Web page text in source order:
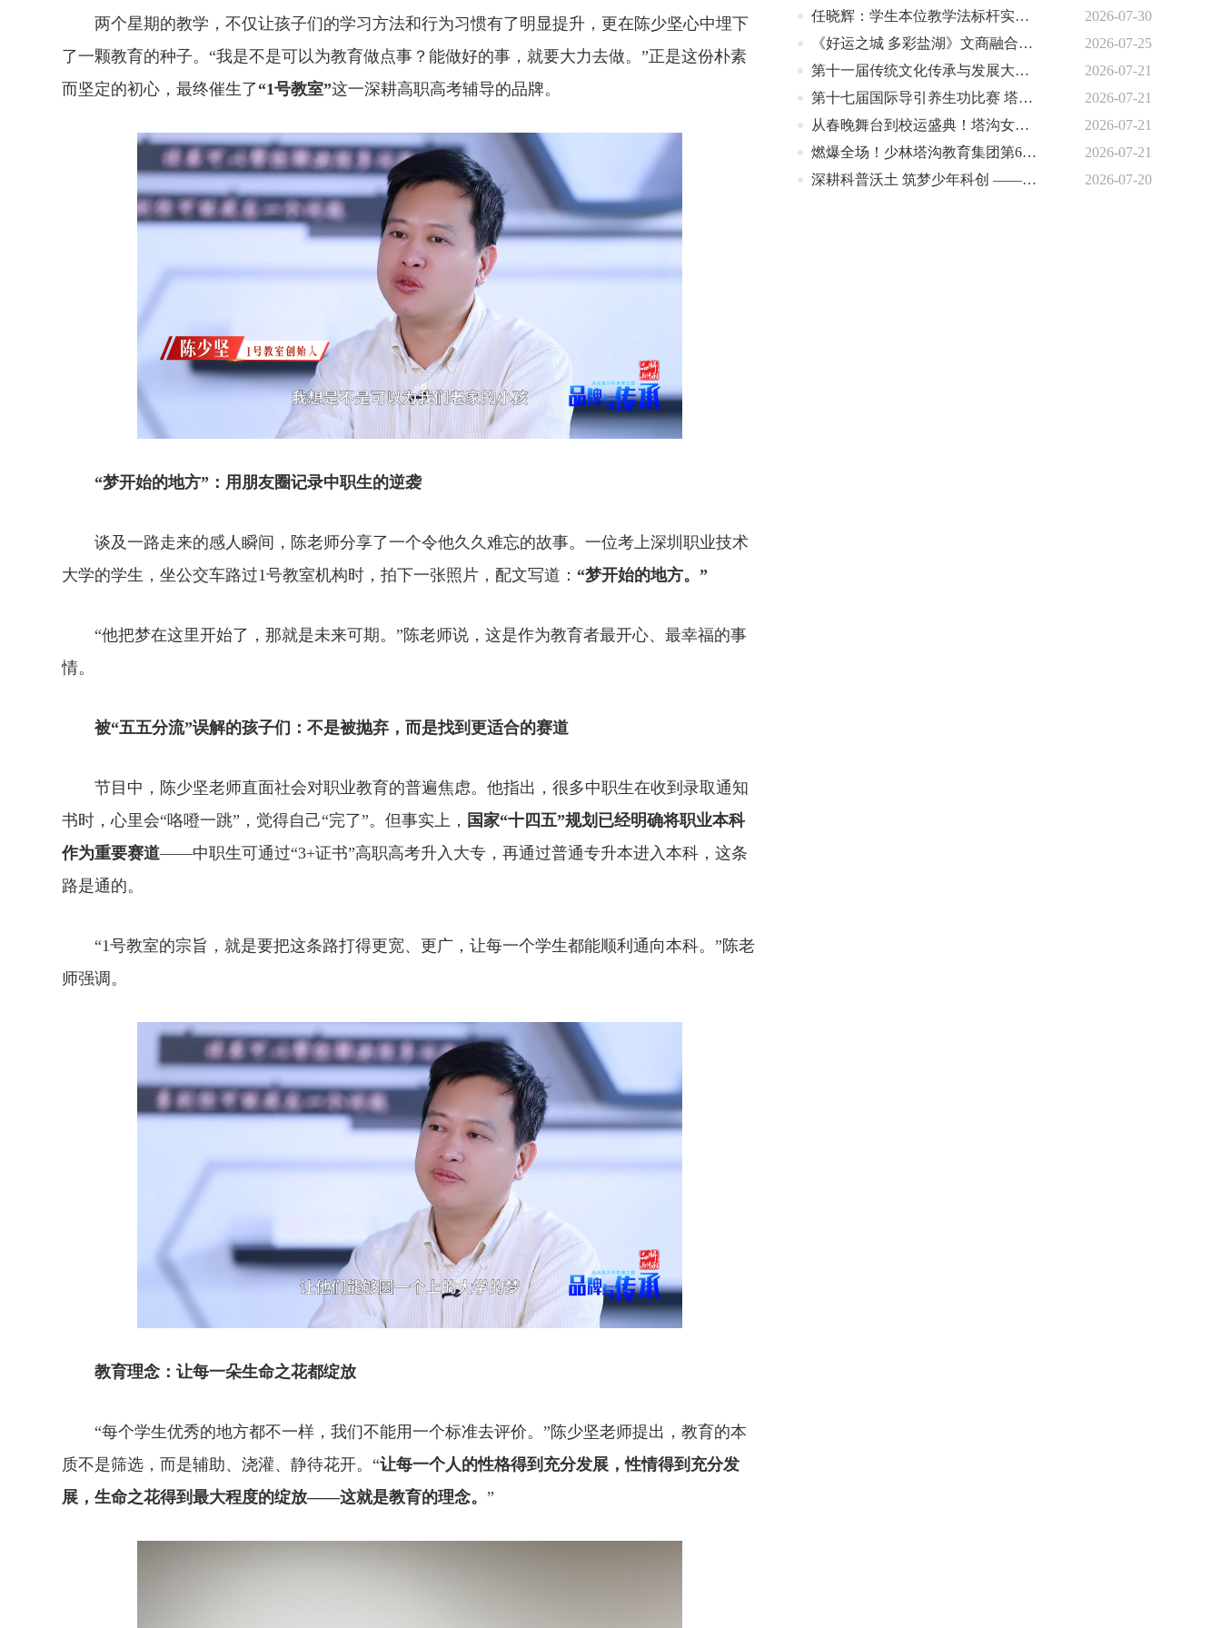
两个星期的教学，不仅让孩子们的学习方法和行为习惯有了明显提升，更在陈少坚心中埋下
了一颗教育的种子。“我是不是可以为教育做点事？能做好的事，就要大力去做。”正是这份朴素
而坚定的初心，最终催生了“1号教室”这一深耕高职高考辅导的品牌。
“梦开始的地方”：用朋友圈记录中职生的逆袭
谈及一路走来的感人瞬间，陈老师分享了一个令他久久难忘的故事。一位考上深圳职业技术
大学的学生，坐公交车路过1号教室机构时，拍下一张照片，配文写道： “梦开始的地方。”
“他把梦在这里开始了，那就是未来可期。”陈老师说，这是作为教育者最开心、最幸福的事
情。
被“五五分流”误解的孩子们：不是被抛弃，而是找到更适合的赛道
节目中，陈少坚老师直面社会对职业教育的普遍焦虑。他指出，很多中职生在收到录取通知
书时，心里会“咯噔一跳”，觉得自己“完了”。但事实上， 国家“十四五”规划已经明确将职业本科
作为重要赛道——中职生可通过“3+证书”高职高考升入大专，再通过普通专升本进入本科，这条
路是通的。
“1号教室的宗旨，就是要把这条路打得更宽、更广，让每一个学生都能顺利通向本科。”陈老
师强调。
教育理念：让每一朵生命之花都绽放
“每个学生优秀的地方都不一样，我们不能用一个标准去评价。”陈少坚老师提出，教育的本
质不是筛选，而是辅助、浇灌、静待花开。“让每一个人的性格得到充分发展，性情得到充分发
展，生命之花得到最大程度的绽放——这就是教育的理念。 ”
任晓辉：学生本位教学法标杆实践者
2026-07-30
《好运之城 多彩盐湖》文商融合大舞台暨青少年艺术文化节
2026-07-25
第十一届传统文化传承与发展大会暨2026时代匠心人物论坛在京启幕
2026-07-21
第十七届国际导引养生功比赛 塔沟集团荣获7金12银4铜
2026-07-21
从春晚舞台到校运盛典！塔沟女孩陈若然：以热爱成长，以梦想起航
2026-07-21
燃爆全场！少林塔沟教育集团第60届运动会隆重开幕
2026-07-21
深耕科普沃土 筑梦少年科创 ——衡水雍锦科创探索中心启幕先行 公益研学惠及千名学子
2026-07-20